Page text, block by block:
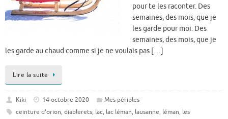
pour te les raconter. Des
semaines, des mois, que je
les garde pour moi. Des
semaines, des mois, que je
les garde au chaud comme si je ne voulais pas […]
Lire la suite
Kiki 14 octobre 2020
Mes périples
ceinture d'orion, diablerets, lac, lac léman, lausanne, léman, les